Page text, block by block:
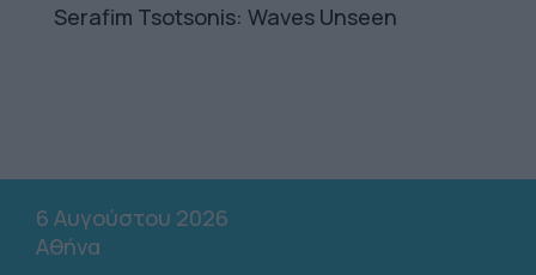
Η τέχνη της πρακτικής σκέψης
6 Αυγούστου 2026
Αθήνα